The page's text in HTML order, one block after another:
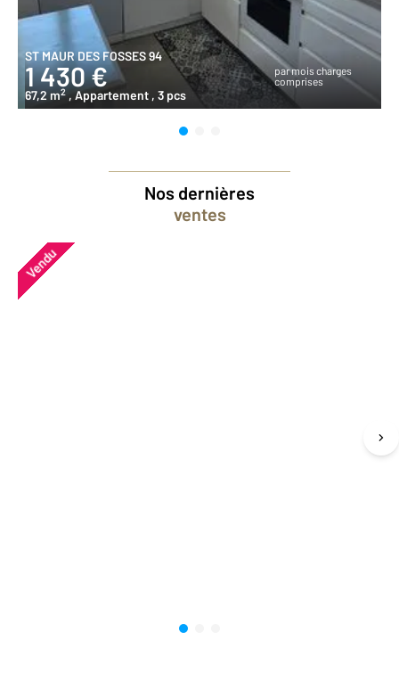
ST MAUR DES FOSSES 94
1 430 €
par mois charges
comprises
67,2 m2 , Appartement , 3 pcs
Nos dernières
ventes
Vendu